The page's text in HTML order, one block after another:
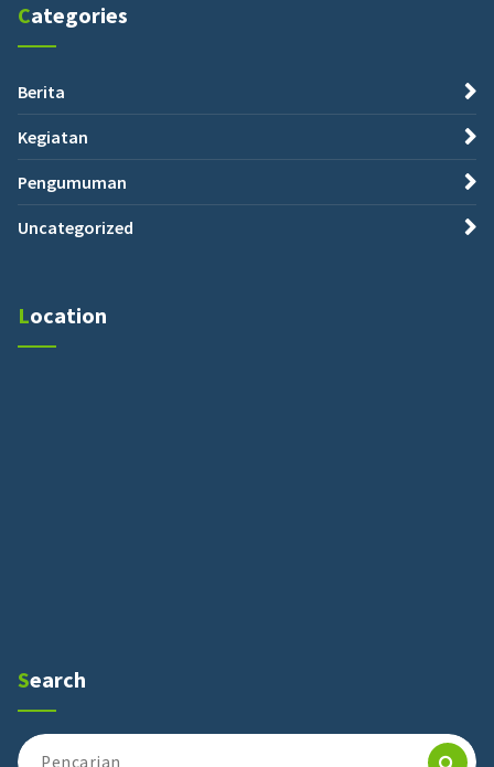
Categories
Berita
Kegiatan
Pengumuman
Uncategorized
Location
Search
Pencarian